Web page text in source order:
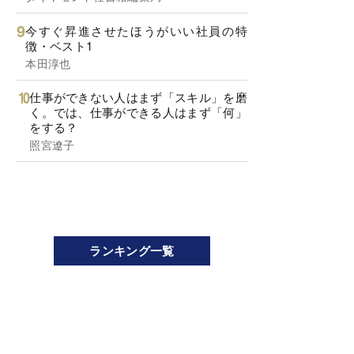
今すぐ昇進させたほうがいい社員の特
徴・ベスト1
本田淳也
仕事ができない人はまず「スキル」を磨
く。では、仕事ができる人はまず「何」
をする？
照宮遼子
ランキング一覧